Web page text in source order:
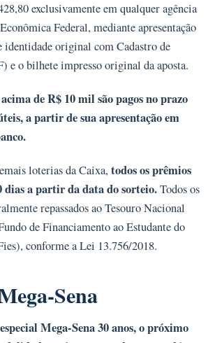
exclusivamente em qualquer agência
Federal, mediante apresentação
identidade original com Cadastro de
e o bilhete impresso original da aposta.
de R$ 10 mil são pagos no prazo
a partir de sua apresentação em
loterias da Caixa, todos os prêmios
dias a partir da data do sorteio.Todos os
repassados ao Tesouro Nacional
de Financiamento ao Estudante do
conforme a Lei 13.756/2018.
Sena
Mega-Sena 30 anos, o próximo